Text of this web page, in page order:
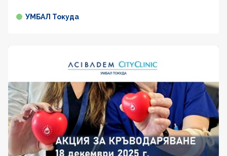
УМБАЛ Токуда